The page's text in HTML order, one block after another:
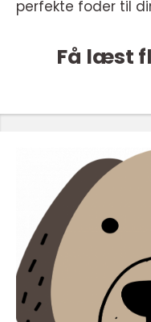
perfekte foder til
Få læst